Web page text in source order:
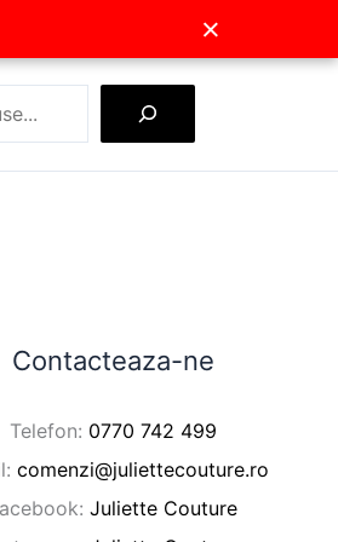
×
Contacteaza-ne
Telefon: 0770 742 499
comenzi@juliettecouture.ro
Juliette Couture
lei.